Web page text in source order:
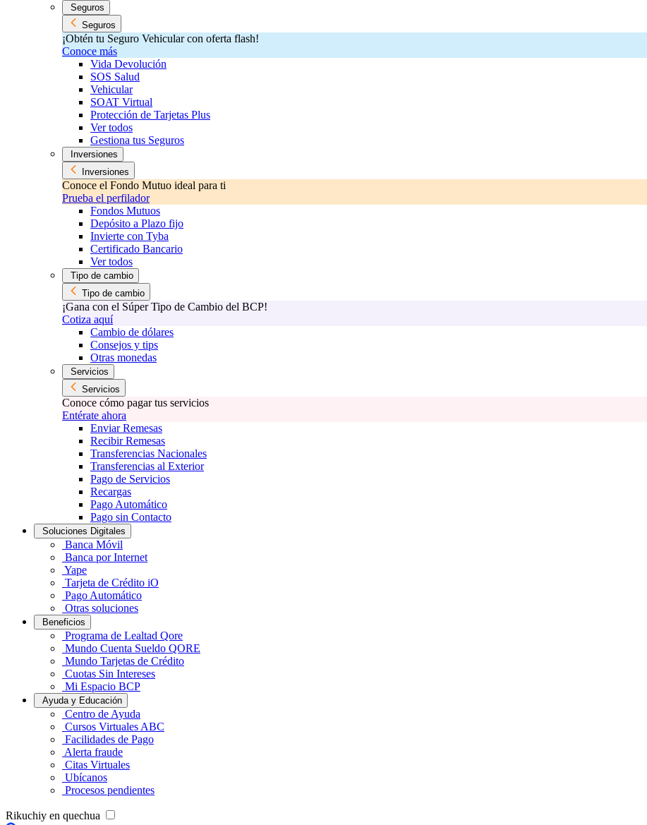
Seguros
Seguros
¡Obtén tu Seguro Vehicular con oferta flash!
Conoce más
Vida Devolución
SOS Salud
Vehicular
SOAT Virtual
Protección de Tarjetas Plus
Ver todos
Gestiona tus Seguros
Inversiones
Inversiones
Conoce el Fondo Mutuo ideal para ti
Prueba el perfilador
Fondos Mutuos
Depósito a Plazo fijo
Invierte con Tyba
Certificado Bancario
Ver todos
Tipo de cambio
Tipo de cambio
¡Gana con el Súper Tipo de Cambio del BCP!
Cotiza aquí
Cambio de dólares
Consejos y tips
Otras monedas
Servicios
Servicios
Conoce cómo pagar tus servicios
Entérate ahora
Enviar Remesas
Recibir Remesas
Transferencias Nacionales
Transferencias al Exterior
Pago de Servicios
Recargas
Pago Automático
Pago sin Contacto
Soluciones Digitales
Banca Móvil
Banca por Internet
Yape
Tarjeta de Crédito iO
Pago Automático
Otras soluciones
Beneficios
Programa de Lealtad Qore
Mundo Cuenta Sueldo QORE
Mundo Tarjetas de Crédito
Cuotas Sin Intereses
Mi Espacio BCP
Ayuda y Educación
Centro de Ayuda
Cursos Virtuales ABC
Facilidades de Pago
Alerta fraude
Citas Virtuales
Ubícanos
Procesos pendientes
Rikuchiy en quechua